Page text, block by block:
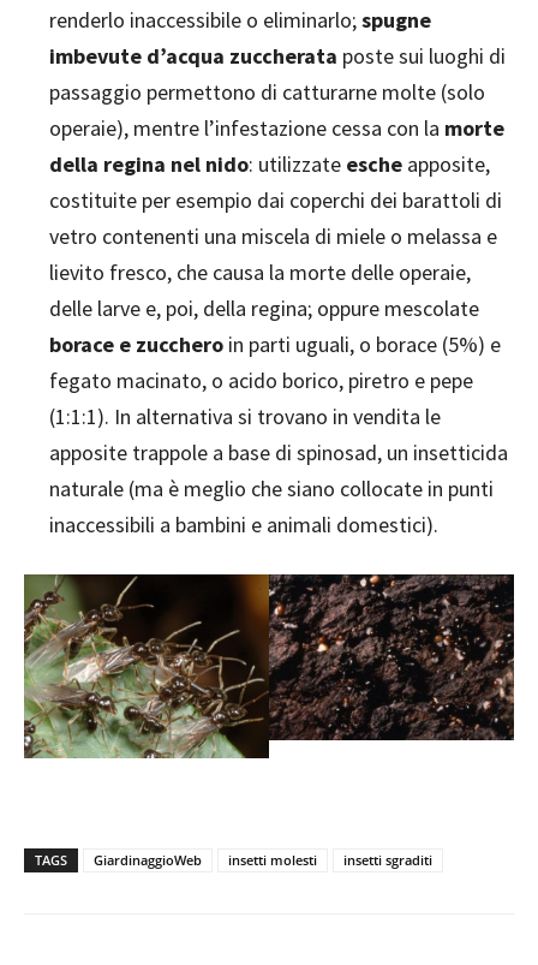
renderlo inaccessibile o eliminarlo;spugne
imbevute d’acqua zuccherata poste sui luoghi di
passaggio permettono di catturarne molte (solo
operaie), mentre l’infestazione cessa con la morte
della regina nel nido: utilizzate esche apposite,
costituite per esempio dai coperchi dei barattoli di
vetro contenenti una miscela di miele o melassa e
lievito fresco, che causa la morte delle operaie,
delle larve e, poi, della regina; oppure mescolate
borace e zucchero in parti uguali, o borace (5%) e
fegato macinato, o acido borico, piretro e pepe
(1:1:1). In alternativa si trovano in vendita le
apposite trappole a base di spinosad, un insetticida
naturale (ma è meglio che siano collocate in punti
inaccessibili a bambini e animali domestici).
TAGS GiardinaggioWeb insetti molesti insetti sgraditi